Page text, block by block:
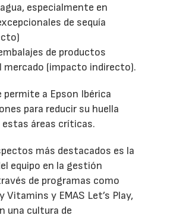
especialmente en
de sequía
de productos
mercado (impacto indirecto).
permite a Epson Ibérica
para reducir su huella
áreas críticas.
más destacados es la
equipo en la gestión
de programas como
y EMAS Let’s Play,
una cultura de